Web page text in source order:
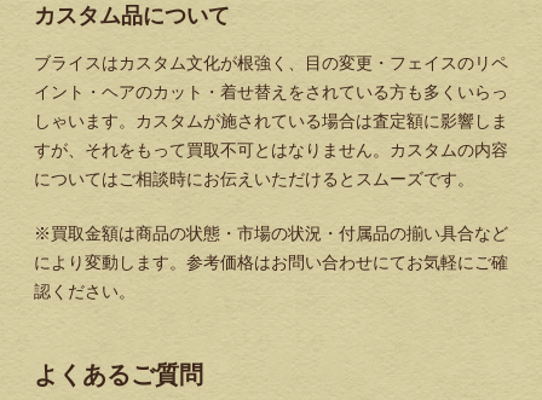
カスタム品について
ブライスはカスタム文化が根強く、目の変更・フェイスのリペ
イント・ヘアのカット・着せ替えをされている方も多くいらっ
しゃいます。カスタムが施されている場合は査定額に影響しま
すが、それをもって買取不可とはなりません。カスタムの内容
についてはご相談時にお伝えいただけるとスムーズです。
※買取金額は商品の状態・市場の状況・付属品の揃い具合など
により変動します。参考価格はお問い合わせにてお気軽にご確
認ください。
よくあるご質問